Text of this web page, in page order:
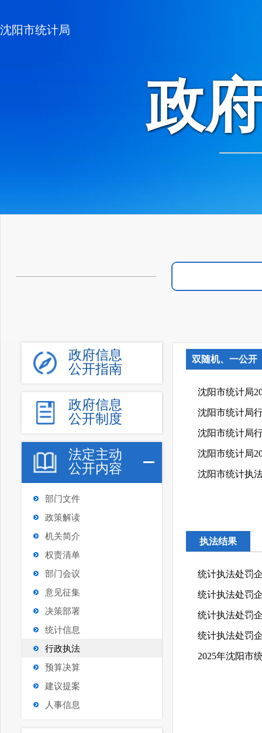
沈阳市统计局
政
政府信息
公开指南
政府信息
公开制度
法定主动
公开内容
部门文件
政策解读
机关简介
权责清单
部门会议
意见征集
决策部署
统计信息
行政执法
预算决算
建议提案
人事信息
双随机、一公开
沈阳市统计局
沈阳市统计局
沈阳市统计局
沈阳市统计局
沈阳市统计执
执法结果
统计执法处罚
统计执法处罚
统计执法处罚
统计执法处罚
2025年沈阳市